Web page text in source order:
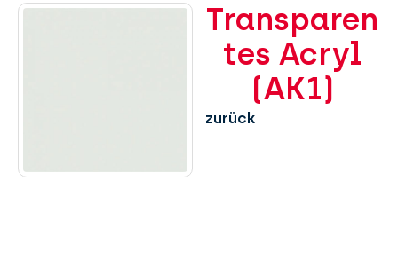
Transparen
tes Acryl
(AK1)
zurück